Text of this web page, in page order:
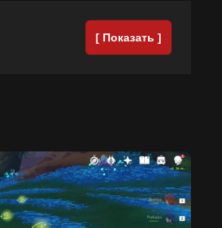
[ Показать ]